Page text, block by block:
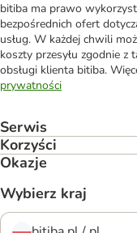
bitiba ma prawo
bezpośrednich ofert
usług. W każdej chwili
koszty przesyłu zgodnie z
obsługi klienta bitiba.
prywatności
Serwis
Korzyści
Okazje
Wybierz kraj